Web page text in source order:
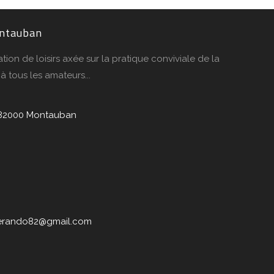
de loisirs axée sur la pratique conviviale de la
tous les amateurs...
Montauban